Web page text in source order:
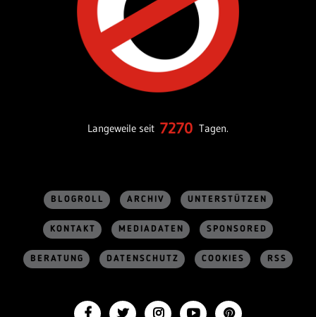
Langeweile seit 7270 Tagen.
BLOGROLL ARCHIV UNTERSTÜTZEN
KONTAKT MEDIADATEN SPONSORED
BERATUNG DATENSCHUTZ COOKIES RSS